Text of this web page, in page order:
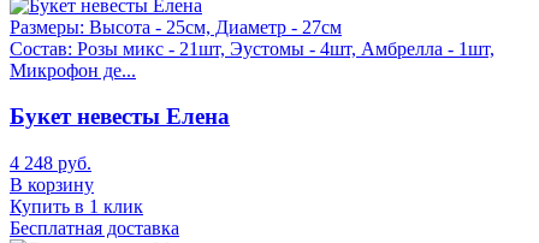
Размеры: Высота - 25см, Диаметр - 27см
Состав: Розы микс - 21шт, Эустомы - 4шт, Амбрелла - 1шт,
Микрофон де...
Букет невесты Елена
4 248 руб.
В корзину
Купить в 1 клик
Бесплатная доставка